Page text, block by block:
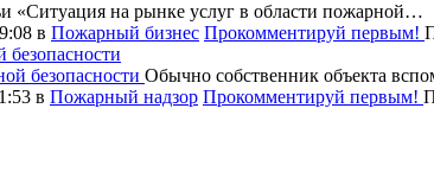
«Ситуация на рынке услуг в области пожарной…
в Пожарный бизнес Прокомментируй первым!
безопасности
Обычно собственник объекта
в Пожарный надзор Прокомментируй первым!